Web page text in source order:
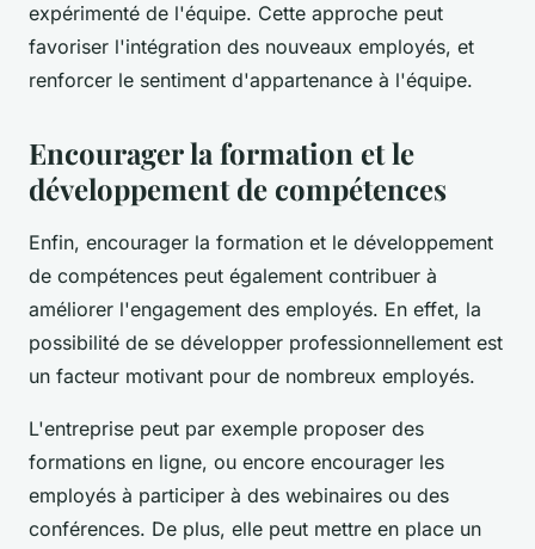
expérimenté de l'équipe. Cette approche peut
favoriser l'intégration des nouveaux employés, et
renforcer le sentiment d'appartenance à l'équipe.
Encourager la formation et le
développement de compétences
Enfin, encourager la formation et le développement
de compétences peut également contribuer à
améliorer l'engagement des employés. En effet, la
possibilité de se développer professionnellement est
un facteur motivant pour de nombreux employés.
L'entreprise peut par exemple proposer des
formations en ligne, ou encore encourager les
employés à participer à des webinaires ou des
conférences. De plus, elle peut mettre en place un